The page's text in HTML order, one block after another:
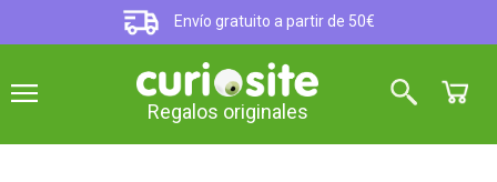
Envío gratuito a partir de 50€
Regalos originales